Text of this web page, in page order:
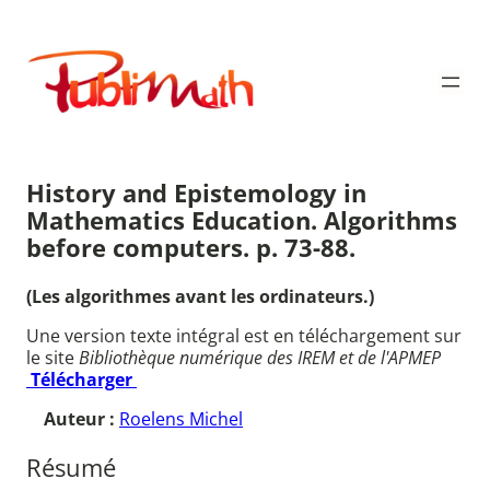
contenu
Publimath
History and Epistemology in
Mathematics Education. Algorithms
before computers. p. 73-88.
(Les algorithmes avant les ordinateurs.)
Une version texte intégral est en téléchargement sur
le siteBibliothèque numérique des IREM et de l'APMEP
Télécharger
Auteur : Roelens Michel
Résumé